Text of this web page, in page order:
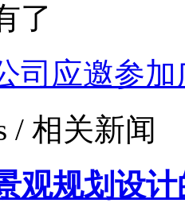
了
司应邀参
/ 相关新闻
观规划设计